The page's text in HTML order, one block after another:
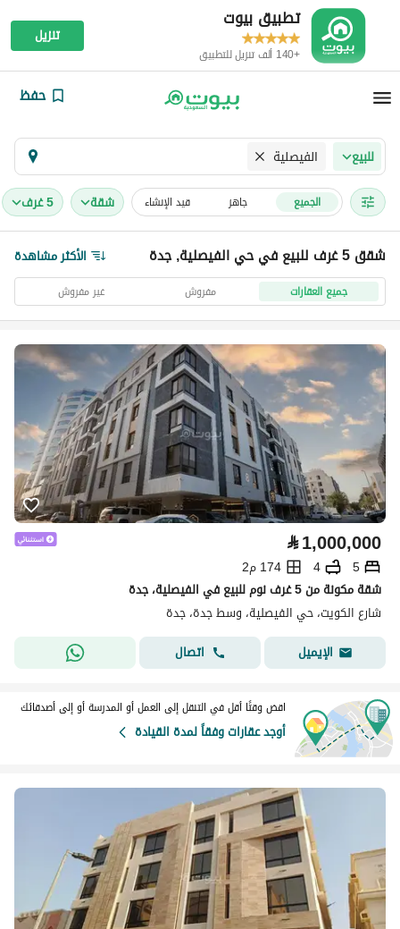
تطبيق بيوت
+140 ألف تنزيل للتطبيق
تنزيل
حفظ
للبيع الفيصلية
الجميع جاهز قيد الإنشاء شقة 5 غرف
شقق 5 غرف للبيع في حي الفيصلية, جدة الأكثر مشاهدة
جميع العقارات مفروش غير مفروش
⃁1,000,000
5
4
174 م2
شقة مكونة من 5 غرف نوم للبيع في الفيصلية، جدة
شارع الكويت، حي الفيصلية، وسط جدة، جدة
الإيميل
اتصال
اقض وقتًا أقل في التنقل إلى العمل أو المدرسة أو إلى أصدقائك
أوجد عقارات وفقاً لمدة القيادة